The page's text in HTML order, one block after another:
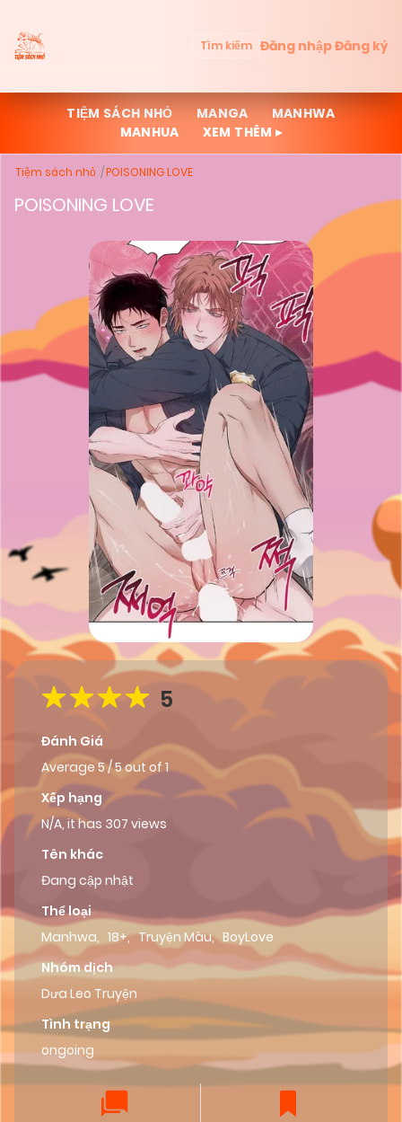
Tìm kiếm Đăng nhậpĐăng ký
TIỆM SÁCH NHỎ MANGA
MANHWA
MANHUA
XEM THÊM ▸
Tiệm sách nhỏ POISONING LOVE
POISONING LOVE
5
Đánh Giá
Average 5/5out of1
Xếp hạng
N/A, it has 307 views
Tên khác
Đang cập nhật
Thể loại
Manhwa, 18+, Truyện Màu, BoyLove
Nhóm dịch
Dưa Leo Truyện
Tình trạng
ongoing